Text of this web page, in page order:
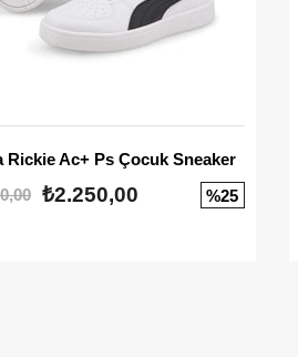
Rickie Ac+ Ps Çocuk Sneaker
₺2.250,00 %25